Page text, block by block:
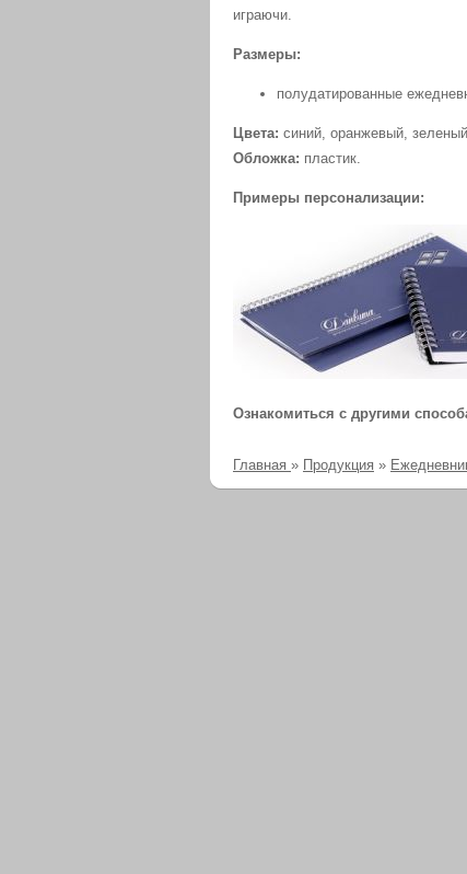
играючи.
Размеры:
полудатированные
Цвета: синий, оранжевый,
Обложка: пластик.
Примеры персонализации:
Ознакомиться с другими
Главная » Продукция »